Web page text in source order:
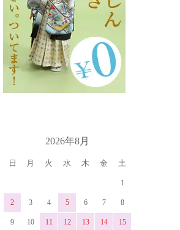
2026年8月
日 月 火 水 木 金 土
1
2 3 4 5 6 7 8
9 10 11 12 13 14 15